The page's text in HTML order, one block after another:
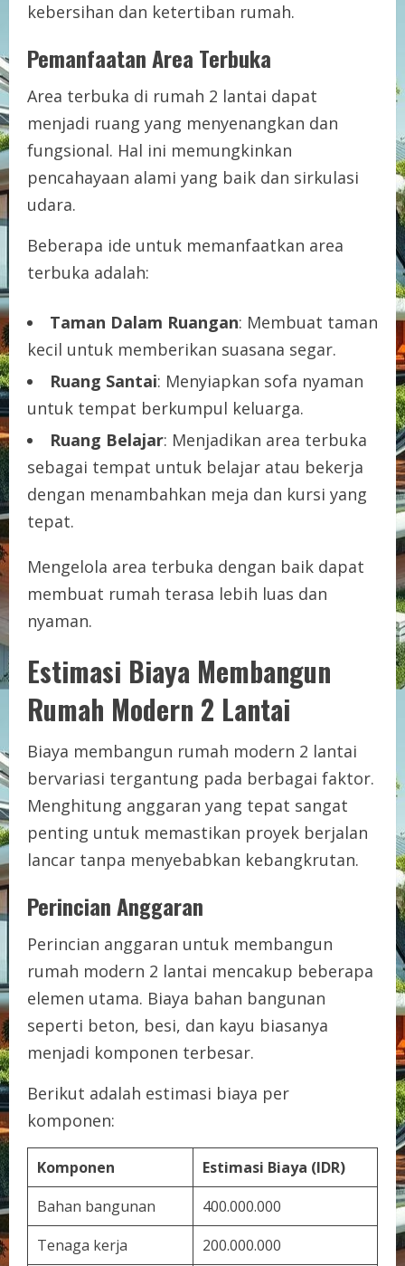
kebersihan dan ketertiban rumah.
Pemanfaatan Area Terbuka
Area terbuka di rumah 2 lantai dapat
menjadi ruang yang menyenangkan dan
fungsional. Hal ini memungkinkan
pencahayaan alami yang baik dan sirkulasi
udara.
Beberapa ide untuk memanfaatkan area
terbuka adalah:
Taman Dalam Ruangan: Membuat taman
kecil untuk memberikan suasana segar.
Ruang Santai: Menyiapkan sofa nyaman
untuk tempat berkumpul keluarga.
Ruang Belajar: Menjadikan area terbuka
sebagai tempat untuk belajar atau bekerja
dengan menambahkan meja dan kursi yang
tepat.
Mengelola area terbuka dengan baik dapat
membuat rumah terasa lebih luas dan
nyaman.
Estimasi Biaya Membangun
Rumah Modern 2 Lantai
Biaya membangun rumah modern 2 lantai
bervariasi tergantung pada berbagai faktor.
Menghitung anggaran yang tepat sangat
penting untuk memastikan proyek berjalan
lancar tanpa menyebabkan kebangkrutan.
Perincian Anggaran
Perincian anggaran untuk membangun
rumah modern 2 lantai mencakup beberapa
elemen utama. Biaya bahan bangunan
seperti beton, besi, dan kayu biasanya
menjadi komponen terbesar.
Berikut adalah estimasi biaya per
komponen:
Komponen
Estimasi Biaya (IDR)
Bahan bangunan
400.000.000
Tenaga kerja
200.000.000